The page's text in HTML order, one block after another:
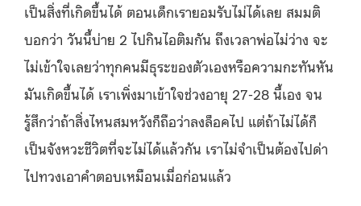
เป็นสิ่งที่เกิดขึ้นได้ ตอนเด็กเรายอมรับไม่ได้เลย สมมติ
บอกว่า วันนี้บ่าย 2 ไปกินไอติมกัน ถึงเวลาพ่อไม่ว่าง จะ
ไม่เข้าใจเลยว่าทุกคนมีธุระของตัวเองหรือความกะทันหัน
มันเกิดขึ้นได้ เราเพิ่งมาเข้าใจช่วงอายุ 27-28 นี้เอง จน
รู้สึกว่าถ้าสิ่งไหนสมหวังก็ถือว่าลงล็อคไป แต่ถ้าไม่ได้ก็
เป็นจังหวะชีวิตที่จะไม่ได้แล้วกัน เราไม่จำเป็นต้องไปด่า
ไปทวงเอาคำตอบเหมือนเมื่อก่อนแล้ว